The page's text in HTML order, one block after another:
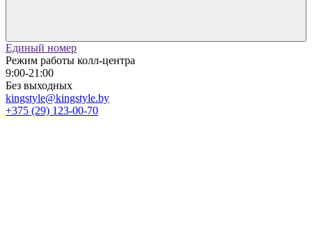
Единый номер
Режим работы колл-центра
9:00-21:00
Без выходных
kingstyle@kingstyle.by
+375 (29) 123-00-70